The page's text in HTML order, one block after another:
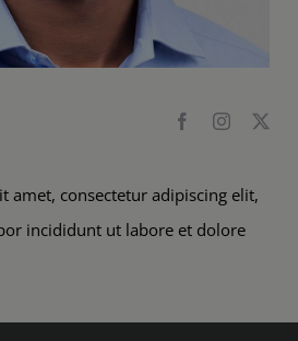
amet, consectetur adipiscing elit,
incididunt ut labore et dolore